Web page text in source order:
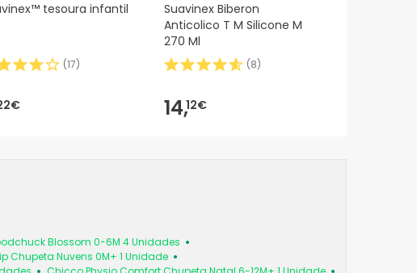
tesoura infantil
(17)
Suavinex Biberon
Anticolico T M Silicone M
270 Ml
(8)
14,12€
Blossom 0-6M 4 Unidades
Chupeta Nuvens 0M+ 1 Unidade